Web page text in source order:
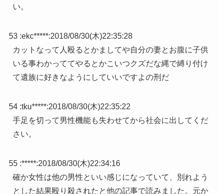
い。
53 :ekc*****:2018/08/30(木)22:35:28
カットなって人殴るとかましてや自分の妻とお腹に子供
いる事わかっててやるとかこいつクズだな縄で縛り付け
て遺族に好きなようにしていいですよの刑だ
54 :tku*****:2018/08/30(木)22:35:22
手足を切って男性機能も失わせてから社会に出してくだ
さい。
55 :*****:2018/08/30(木)22:34:16
確か女性は他の男性といい感じになっていて、別れよう
とした結果殴り殺されたと他の記事で読みました。元か